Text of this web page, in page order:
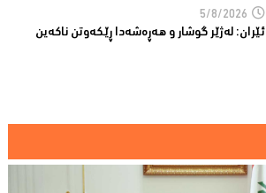
5/8/2026
ئێران: له‌ژێر گوشار و هەڕەشەدا ڕێکەوتن ناکەین